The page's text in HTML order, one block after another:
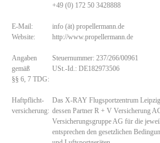
+49 (0) 172 50 3428888
E-Mail:
info (ät) propellermann.de
Website:
http://www.propellermann.de
Angaben
gemäß
§§ 6, 7 TDG:
Steuernummer: 237/266/00961
USt.-Id.: DE182973506
Haftpflicht-
versicherung:
Das X-RAY Flugsportzentrum
dessen Partner R + V Versicherung
Versicherungsgruppe AG für die
entsprechen den gesetzlichen